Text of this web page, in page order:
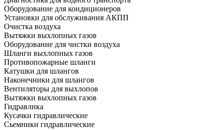
Оборудование для кондиционеров
Установки для обслуживания АКПП
Очистка воздуха
Вытяжки выхлопных газов
Оборудование для чистки воздуха
Шланги выхлопных газов
Противопожарные шланги
Катушки для шлангов
Наконечники для шлангов
Вентиляторы для выхлопов
Вытяжки выхлопных газов
Гидравлика
Кусачки гидравлические
Сьемники гидравлические